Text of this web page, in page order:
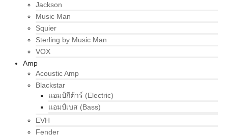
Jackson
Music Man
Squier
Sterling by Music Man
VOX
Amp
Acoustic Amp
Blackstar
แอมป์กีต้าร์ (Electric)
แอมป์เบส (Bass)
EVH
Fender